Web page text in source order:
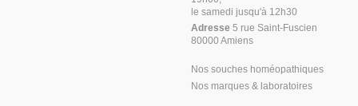
le samedi jusqu'à 12h30
Adresse 5 rue Saint-Fuscien
80000 Amiens
Nos souches homéopathiques
Nos marques & laboratoires